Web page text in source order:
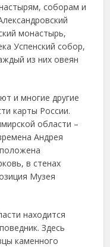
соборам и
монастырь,
Успенский собор,
из них овеян
и многие другие
карты России.
области –
Андрея
в стенах
Музея
находится
Здесь
каменного